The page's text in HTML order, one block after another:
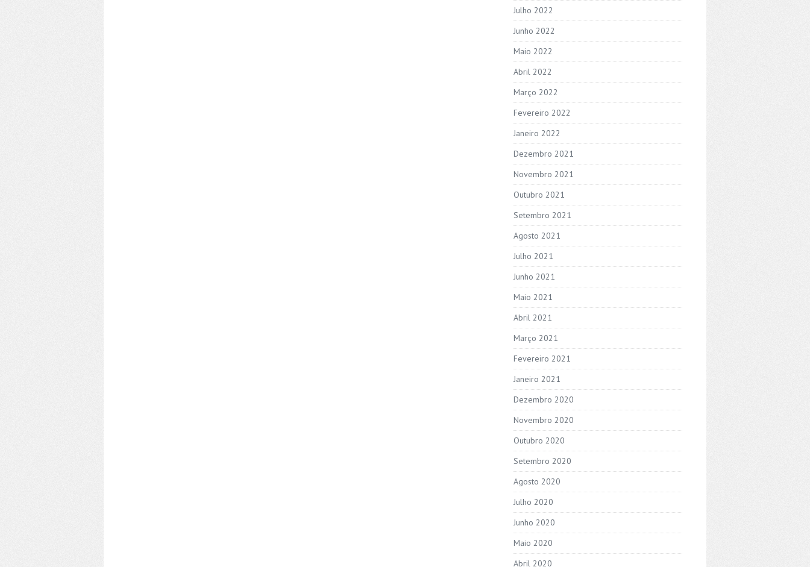
Julho 2022
Junho 2022
Maio 2022
Abril 2022
Março 2022
Fevereiro 2022
Janeiro 2022
Dezembro 2021
Novembro 2021
Outubro 2021
Setembro 2021
Agosto 2021
Julho 2021
Junho 2021
Maio 2021
Abril 2021
Março 2021
Fevereiro 2021
Janeiro 2021
Dezembro 2020
Novembro 2020
Outubro 2020
Setembro 2020
Agosto 2020
Julho 2020
Junho 2020
Maio 2020
Abril 2020